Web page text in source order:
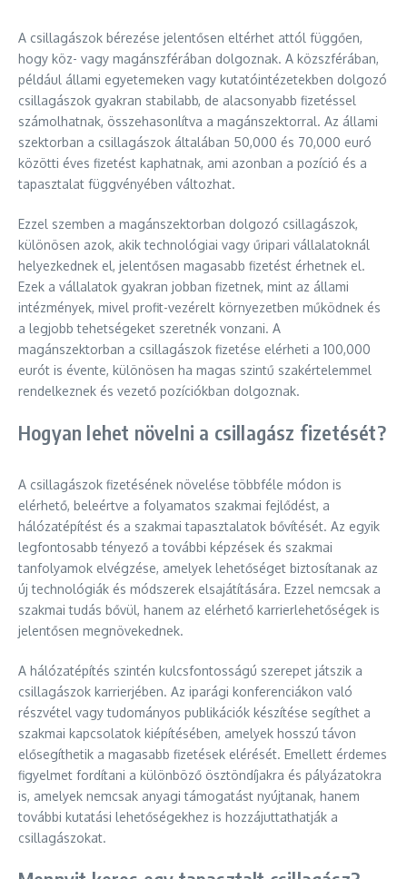
A csillagászok bérezése jelentősen eltérhet attól függően,
hogy köz- vagy magánszférában dolgoznak. A közszférában,
például állami egyetemeken vagy kutatóintézetekben dolgozó
csillagászok gyakran stabilabb, de alacsonyabb fizetéssel
számolhatnak, összehasonlítva a magánszektorral. Az állami
szektorban a csillagászok általában 50,000 és 70,000 euró
közötti éves fizetést kaphatnak, ami azonban a pozíció és a
tapasztalat függvényében változhat.
Ezzel szemben a magánszektorban dolgozó csillagászok,
különösen azok, akik technológiai vagy űripari vállalatoknál
helyezkednek el, jelentősen magasabb fizetést érhetnek el.
Ezek a vállalatok gyakran jobban fizetnek, mint az állami
intézmények, mivel profit-vezérelt környezetben működnek és
a legjobb tehetségeket szeretnék vonzani. A
magánszektorban a csillagászok fizetése elérheti a 100,000
eurót is évente, különösen ha magas szintű szakértelemmel
rendelkeznek és vezető pozíciókban dolgoznak.
Hogyan lehet növelni a csillagász fizetését?
A csillagászok fizetésének növelése többféle módon is
elérhető, beleértve a folyamatos szakmai fejlődést, a
hálózatépítést és a szakmai tapasztalatok bővítését. Az egyik
legfontosabb tényező a további képzések és szakmai
tanfolyamok elvégzése, amelyek lehetőséget biztosítanak az
új technológiák és módszerek elsajátítására. Ezzel nemcsak a
szakmai tudás bővül, hanem az elérhető karrierlehetőségek is
jelentősen megnövekednek.
A hálózatépítés szintén kulcsfontosságú szerepet játszik a
csillagászok karrierjében. Az iparági konferenciákon való
részvétel vagy tudományos publikációk készítése segíthet a
szakmai kapcsolatok kiépítésében, amelyek hosszú távon
elősegíthetik a magasabb fizetések elérését. Emellett érdemes
figyelmet fordítani a különböző ösztöndíjakra és pályázatokra
is, amelyek nemcsak anyagi támogatást nyújtanak, hanem
további kutatási lehetőségekhez is hozzájuttathatják a
csillagászokat.